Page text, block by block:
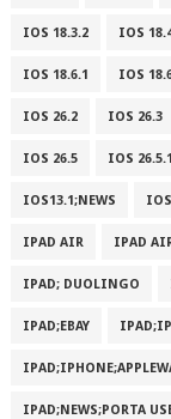
IOS 18.3.2 IOS
IOS 18.6.1 IOS
IOS 26.2 IOS 26.3
IOS 26.5 IOS 26.5.1
IOS13.1;NEWS
IPAD AIR IPAD
IPAD; DUOLINGO
IPAD;EBAY
IPAD;NEWS;PORTA